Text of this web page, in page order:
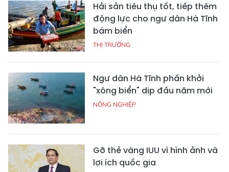
Hải sản tiêu thụ tốt, tiếp thêm
động lực cho ngư dân Hà Tĩnh
bám biển
THỊ TRƯỜNG
Ngư dân Hà Tĩnh phấn khởi
"xông biển" dịp đầu năm mới
NÔNG NGHIỆP
Gỡ thẻ vàng IUU vì hình ảnh và
lợi ích quốc gia